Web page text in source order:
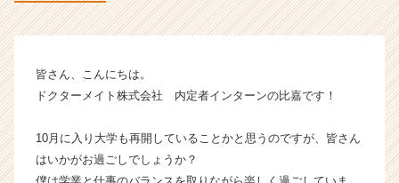
の
ム
ン】
|
皆さん、こんにちは。
ドクターメイト株式会社 内定者インターンの比嘉です！
10月に入り大学も再開していることかと思うのですが、皆さん
はいかがお過ごしでしょうか？